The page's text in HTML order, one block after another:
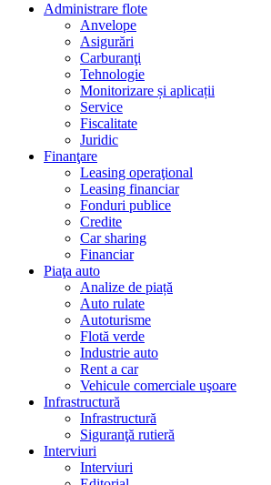
Administrare flote
Anvelope
Asigurări
Carburanţi
Tehnologie
Monitorizare și aplicații
Service
Fiscalitate
Juridic
Finanţare
Leasing operaţional
Leasing financiar
Fonduri publice
Credite
Car sharing
Financiar
Piaţa auto
Analize de piață
Auto rulate
Autoturisme
Flotă verde
Industrie auto
Rent a car
Vehicule comerciale uşoare
Infrastructură
Infrastructură
Siguranţă rutieră
Interviuri
Interviuri